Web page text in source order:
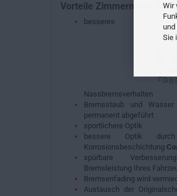
Wir
Sie
Vorteile Zimmermann
besseres
Nassbremsverhalten
Bremsstaub und Wasser
permanent abgeführt
sportlichere Optik
bessere Optik
Korrosionsbeschichtung
spürbare
Bremsleistung Ihres
Bremsenfading wird
Austausch der